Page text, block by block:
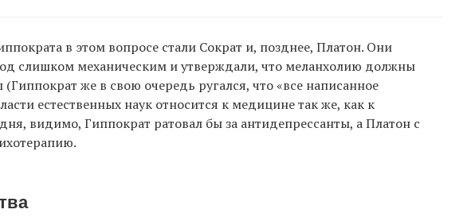
в этом вопросе стали Сократ и, позднее, Платон. Они
слишком механическим и утверждали, что меланхолию должны
же в свою очередь ругался, что «все написанное
естественных наук относится к медицине так же, как к
видимо, Гиппократ ратовал бы за антидепрессанты, а Платон с